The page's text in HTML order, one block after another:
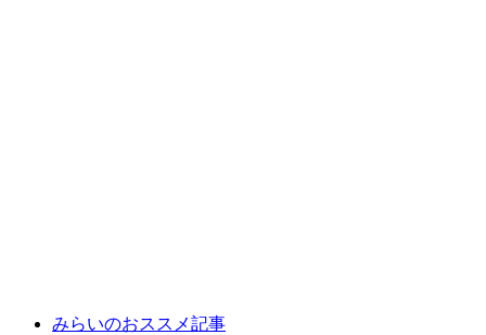
みらいのおススメ記事